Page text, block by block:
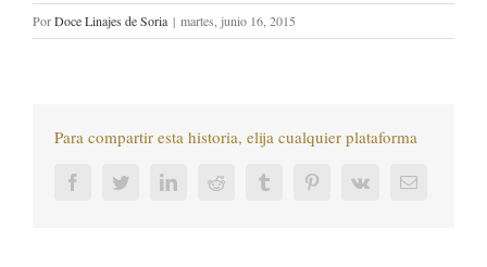
PorDoce Linajes de Soria | martes, junio 16, 2015
Para compartir esta historia, elija cualquier plataforma
FacebookTwitterLinkedInReddit Tumblr PinterestVk
Correo